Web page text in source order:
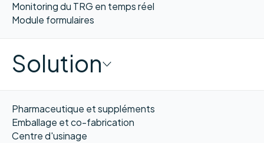
Monitoring du TRG en temps réel
Module formulaires
Solution
Pharmaceutique et suppléments
Emballage et co-fabrication
Centre d'usinage